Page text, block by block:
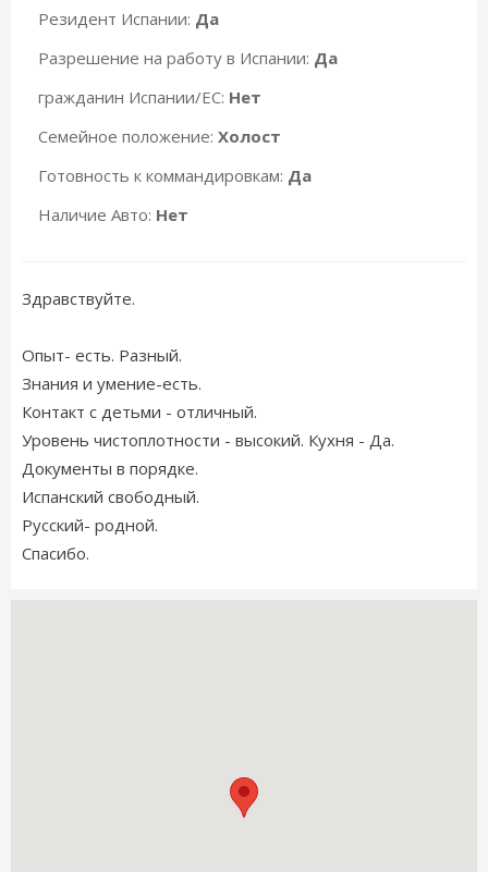
Резидент Испании: Да
Разрешение на работу в Испании: Да
гражданин Испании/ЕС: Нет
Семейное положение: Холост
Готовность к коммандировкам: Да
Наличие Авто: Нет
Здравствуйте.
Опыт- есть. Разный.
Знания и умение-есть.
Контакт с детьми - отличный.
Уровень чистоплотности - высокий. Кухня - Да.
Документы в порядке.
Испанский свободный.
Русский- родной.
Спасибо.